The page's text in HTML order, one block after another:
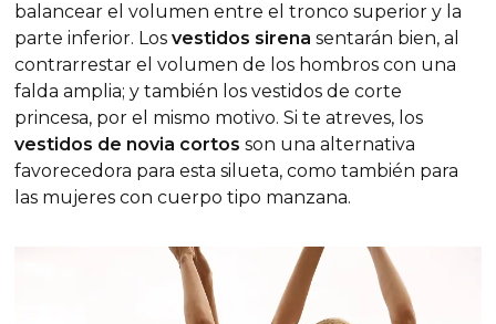
balancear el volumen entre el tronco superior y la
parte inferior. Losvestidos sirena sentarán bien, al
contrarrestar el volumen de los hombros con una
falda amplia; y también los vestidos de corte
princesa, por el mismo motivo. Si te atreves, los
vestidos de novia cortos son una alternativa
favorecedora para esta silueta, como también para
las mujeres con cuerpo tipo manzana.